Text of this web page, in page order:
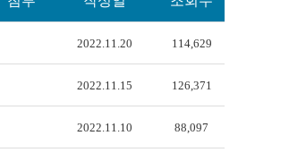
2022.11.20 114,629
2022.11.15 126,371
2022.11.10 88,097